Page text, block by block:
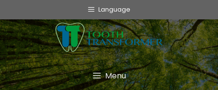
Language
Menu
Tooth Transformer system ®
The Device
Grinder
Monouso